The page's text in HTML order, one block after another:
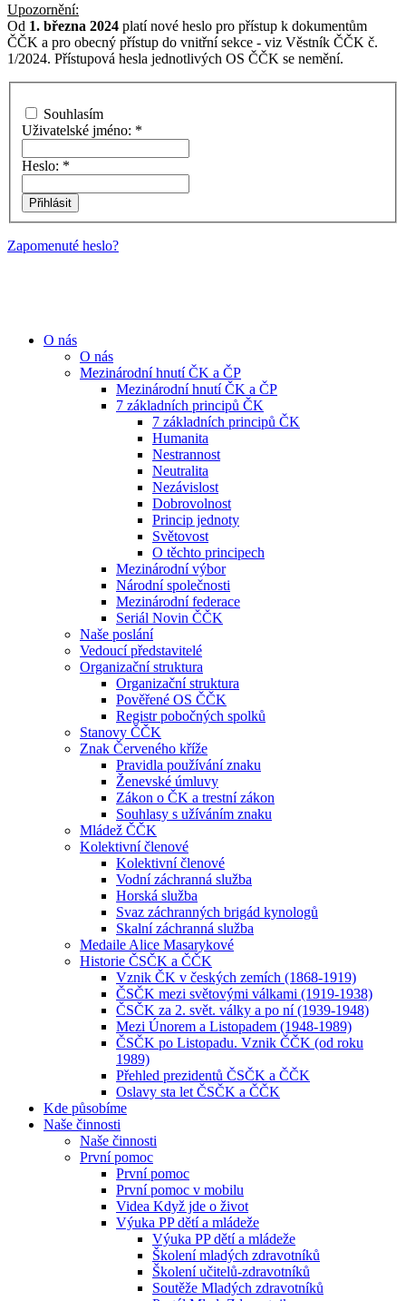
Upozornění:
Od 1. března 2024 platí nové heslo pro přístup k dokumentům
ČČK a pro obecný přístup do vnitřní sekce - viz Věstník ČČK č.
1/2024. Přístupová hesla jednotlivých OS ČČK se nemění.
Souhlasím
Uživatelské jméno: *
Heslo: *
Zapomenuté heslo?
O nás
O nás
Mezinárodní hnutí ČK a ČP
Mezinárodní hnutí ČK a ČP
7 základních principů ČK
7 základních principů ČK
Humanita
Nestrannost
Neutralita
Nezávislost
Dobrovolnost
Princip jednoty
Světovost
O těchto principech
Mezinárodní výbor
Národní společnosti
Mezinárodní federace
Seriál Novin ČČK
Naše poslání
Vedoucí představitelé
Organizační struktura
Organizační struktura
Pověřené OS ČČK
Registr pobočných spolků
Stanovy ČČK
Znak Červeného kříže
Pravidla používání znaku
Ženevské úmluvy
Zákon o ČK a trestní zákon
Souhlasy s užíváním znaku
Mládež ČČK
Kolektivní členové
Kolektivní členové
Vodní záchranná služba
Horská služba
Svaz záchranných brigád kynologů
Skalní záchranná služba
Medaile Alice Masarykové
Historie ČSČK a ČČK
Vznik ČK v českých zemích (1868-1919)
ČSČK mezi světovými válkami (1919-1938)
ČSČK za 2. svět. války a po ní (1939-1948)
Mezi Únorem a Listopadem (1948-1989)
ČSČK po Listopadu. Vznik ČČK (od roku
1989)
Přehled prezidentů ČSČK a ČČK
Oslavy sta let ČSČK a ČČK
Kde působíme
Naše činnosti
Naše činnosti
První pomoc
První pomoc
První pomoc v mobilu
Videa Když jde o život
Výuka PP dětí a mládeže
Výuka PP dětí a mládeže
Školení mladých zdravotníků
Školení učitelů-zdravotníků
Soutěže Mladých zdravotníků